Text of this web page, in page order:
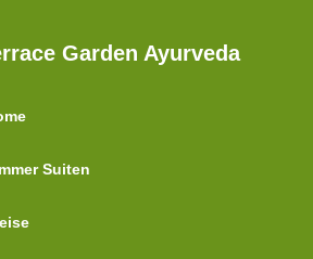
Garden Ayurveda
Suiten